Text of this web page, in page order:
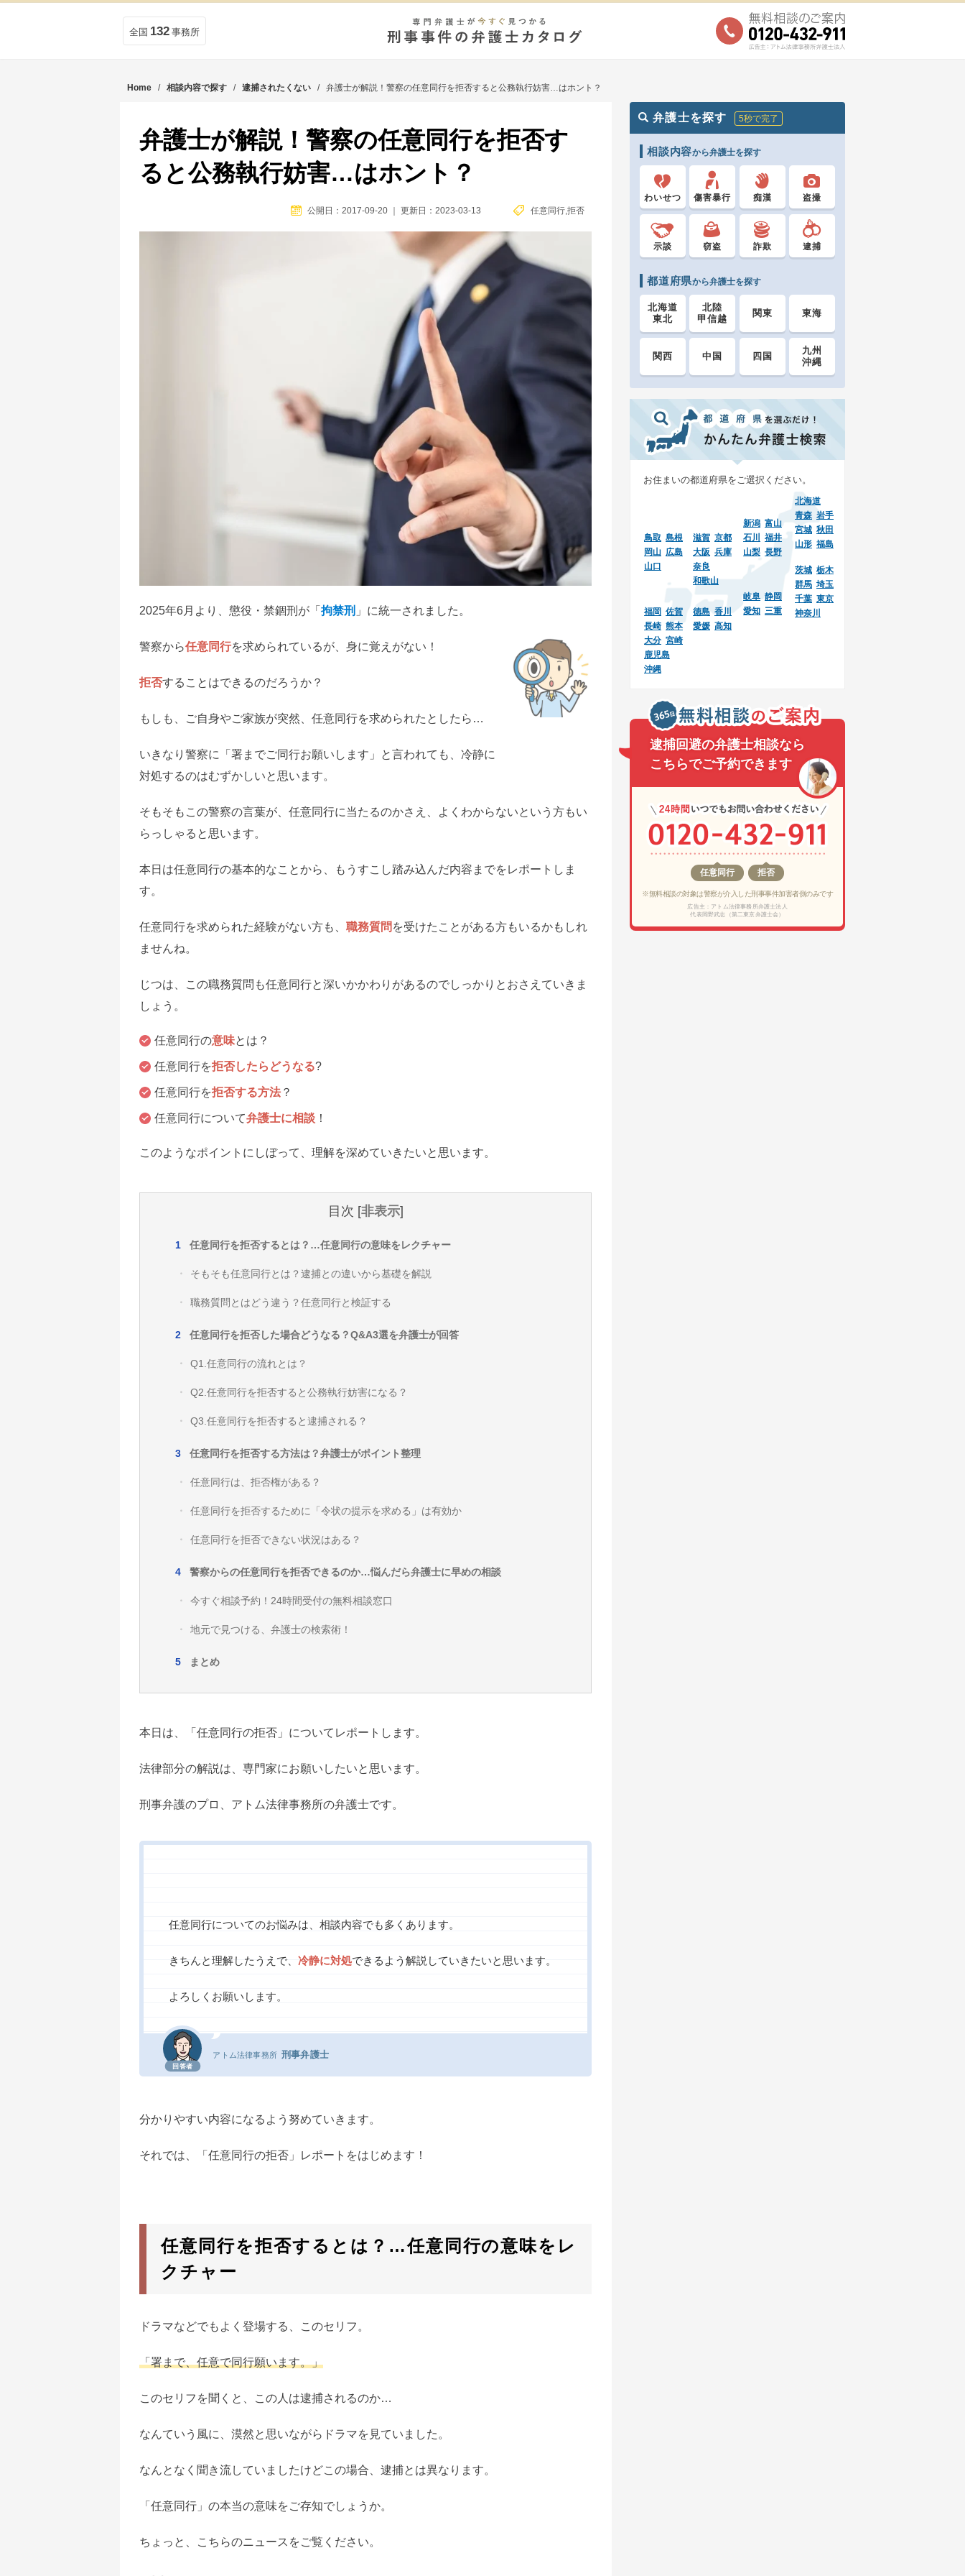
全国 132 事務所
Home / 相談内容で探す / 逮捕されたくない / 弁護士が解説！警察の任意同行を拒否すると公務執行妨害…はホント？
弁護士が解説！警察の任意同行を拒否す
ると公務執行妨害…はホント？
公開日：2017-09-20｜ 更新日：2023-03-13 任意同行 ,拒否
2025年6月より、懲役・禁錮刑が「拘禁刑 」に統一されました。
警察から任意同行を求められているが、身に覚えがない！
拒否することはできるのだろうか？
もしも、ご自身やご家族が突然、任意同行を求められたとしたら…
いきなり警察に「署までご同行お願いします」と言われても、冷静に
対処するのはむずかしいと思います。
そもそもこの警察の言葉が、任意同行に当たるのかさえ、よくわからないという方もい
らっしゃると思います。
本日は任意同行の基本的なことから、もうすこし踏み込んだ内容までをレポートしま
す。
任意同行を求められた経験がない方も、職務質問 を受けたことがある方もいるかもしれ
ませんね。
じつは、この職務質問も任意同行と深いかかわりがあるのでしっかりとおさえていきま
しょう。
任意同行の意味とは？
任意同行を拒否したらどうなる?
任意同行を拒否する方法 ？
任意同行について弁護士に相談 ！
このようなポイントにしぼって、理解を深めていきたいと思います。
目次 [非表示]
任意同行を拒否するとは？…任意同行の意味をレクチャー
そもそも任意同行とは？逮捕との違いから基礎を解説
職務質問とはどう違う？任意同行と検証する
任意同行を拒否した場合どうなる？Q&A3選を弁護士が回答
Q1.任意同行の流れとは？
Q2.任意同行を拒否すると公務執行妨害になる？
Q3.任意同行を拒否すると逮捕される？
任意同行を拒否する方法は？弁護士がポイント整理
任意同行は、拒否権がある？
任意同行を拒否するために「令状の提示を求める」は有効か
任意同行を拒否できない状況はある？
警察からの任意同行を拒否できるのか…悩んだら弁護士に早めの相談
今すぐ相談予約！24時間受付の無料相談窓口
地元で見つける、弁護士の検索術！
まとめ
本日は、「任意同行の拒否」についてレポートします。
法律部分の解説は、専門家にお願いしたいと思います。
刑事弁護のプロ、アトム法律事務所の弁護士です。
回答者
アトム法律事務所 刑事弁護士
任意同行についてのお悩みは、相談内容でも多くあります。
きちんと理解したうえで、冷静に対処できるよう解説していきたいと思います。
よろしくお願いします。
分かりやすい内容になるよう努めていきます。
それでは、「任意同行の拒否」レポートをはじめます！
任意同行を拒否するとは？…任意同行の意味をレ
クチャー
ドラマなどでもよく登場する、このセリフ。
「署まで、任意で同行願います。」
このセリフを聞くと、この人は逮捕されるのか…
なんていう風に、漠然と思いながらドラマを見ていました。
なんとなく聞き流していましたけどこの場合、逮捕とは異なります。
「任意同行」の本当の意味をご存知でしょうか。
ちょっと、こちらのニュースをご覧ください。
弁護士を探す 5秒で完了
相談内容から弁護士を探す
わいせつ 傷害暴行 痴漢 盗撮
示談 窃盗 詐欺 逮捕
都道府県から弁護士を探す
北海道
東北
北陸
甲信越
関東 東海
関西 中国 四国
九州
沖縄
お住まいの都道府県をご選択ください。
北海道
青森 岩手
宮城 秋田
山形 福島
新潟 富山
石川
福井
山梨 長野
茨城 栃木
群馬 埼玉
千葉 東京
神奈川
岐阜 静岡
愛知 三重
滋賀 京都
大阪 兵庫
奈良
和歌山
鳥取 島根
岡山 広島
山口
徳島 香川
愛媛 高知
福岡
佐賀
長崎 熊本
大分 宮崎
鹿児島
沖縄
逮捕回避の弁護士相談なら
こちらでご予約できます
任意同行 拒否
※無料相談の対象は警察が介入した刑事事件加害者側のみです
広告主：アトム法律事務所弁護士法人
代表岡野武志（第二東京弁護士会）